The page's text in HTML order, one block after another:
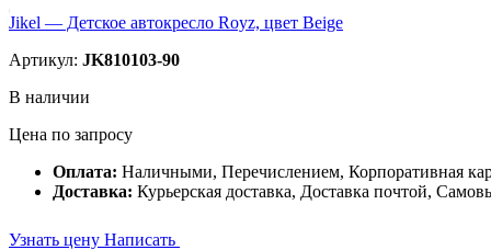
Jikel — Детское автокресло Royz, цвет Beige
Артикул: JK810103-90
В наличии
Цена по запросу
Оплата: Наличными, Перечислением, Корпоративная
Доставка: Курьерская доставка, Доставка почтой,
Узнать цену Написать